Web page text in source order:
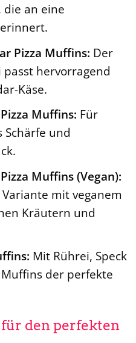
die an eine
Pizza Muffins: Der
hervorragend
Käse.
Muffins: Für
Schärfe und
Muffins (Vegan):
mit veganem
Kräutern und
Mit Rührei, Speck
der perfekte
den perfekten